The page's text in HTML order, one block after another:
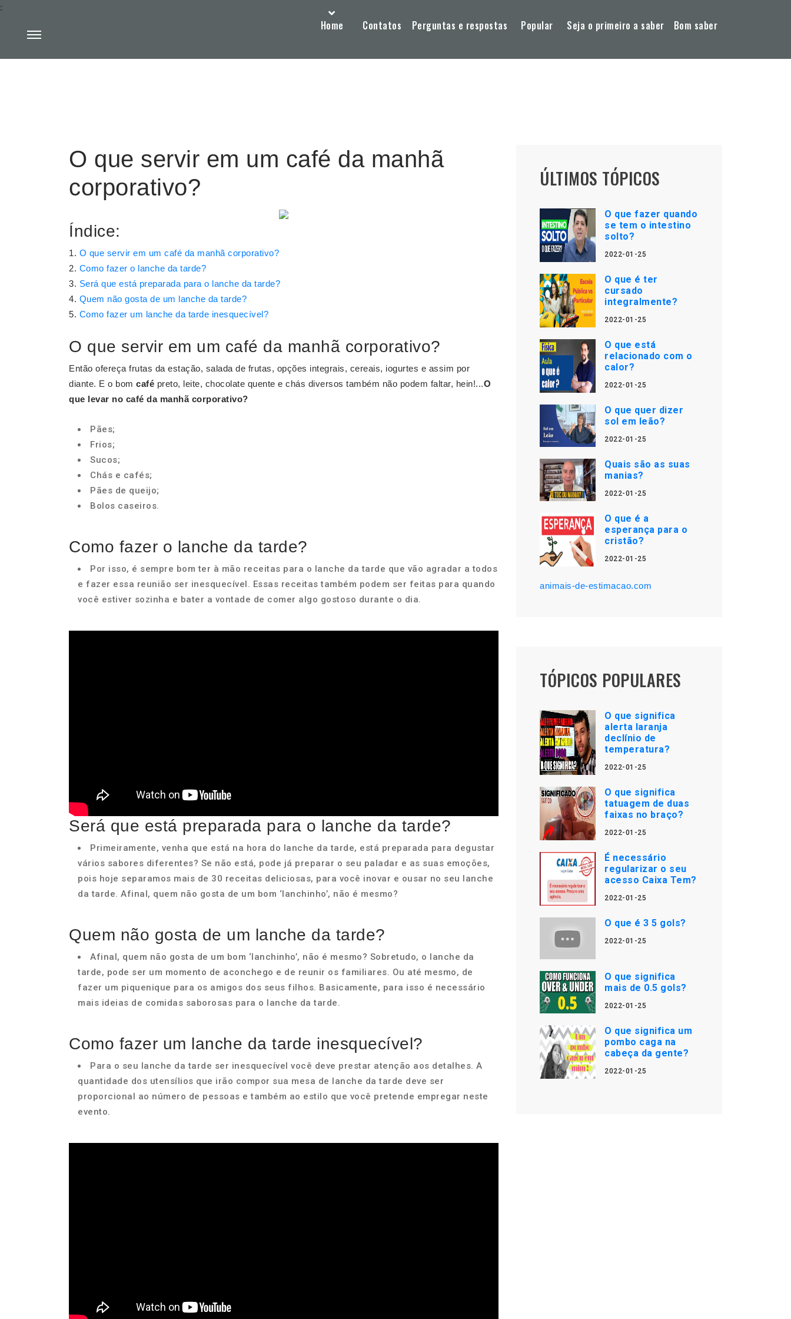
Home Contatos Perguntas e respostas Popular Seja o primeiro a saber Bom saber
:
O que servir em um café da manhã
corporativo?
Índice:
O que servir em um café da manhã corporativo?
Como fazer o lanche da tarde?
Será que está preparada para o lanche da tarde?
Quem não gosta de um lanche da tarde?
Como fazer um lanche da tarde inesquecível?
O que servir em um café da manhã corporativo?
Então ofereça frutas da estação, salada de frutas, opções integrais, cereais, iogurtes e assim por
diante. E o bom café preto, leite, chocolate quente e chás diversos também não podem faltar, hein!...O
que levar no café da manhã corporativo?
Pães;
Frios;
Sucos;
Chás e cafés;
Pães de queijo;
Bolos caseiros.
Como fazer o lanche da tarde?
Por isso, é sempre bom ter à mão receitas para o lanche da tarde que vão agradar a todos
e fazer essa reunião ser inesquecível. Essas receitas também podem ser feitas para quando
você estiver sozinha e bater a vontade de comer algo gostoso durante o dia.
Será que está preparada para o lanche da tarde?
Primeiramente, venha que está na hora do lanche da tarde, está preparada para degustar
vários sabores diferentes? Se não está, pode já preparar o seu paladar e as suas emoções,
pois hoje separamos mais de 30 receitas deliciosas, para você inovar e ousar no seu lanche
da tarde. Afinal, quem não gosta de um bom ‘lanchinho’, não é mesmo?
Quem não gosta de um lanche da tarde?
Afinal, quem não gosta de um bom ‘lanchinho’, não é mesmo? Sobretudo, o lanche da
tarde, pode ser um momento de aconchego e de reunir os familiares. Ou até mesmo, de
fazer um piquenique para os amigos dos seus filhos. Basicamente, para isso é necessário
mais ideias de comidas saborosas para o lanche da tarde.
Como fazer um lanche da tarde inesquecível?
Para o seu lanche da tarde ser inesquecível você deve prestar atenção aos detalhes. A
quantidade dos utensílios que irão compor sua mesa de lanche da tarde deve ser
proporcional ao número de pessoas e também ao estilo que você pretende empregar neste
evento.
ÚLTIMOS TÓPICOS
O que fazer quando
se tem o intestino
solto?
2022-01-25
O que é ter
cursado
integralmente?
2022-01-25
O que está
relacionado com o
calor?
2022-01-25
O que quer dizer
sol em leão?
2022-01-25
Quais são as suas
manias?
2022-01-25
O que é a
esperança para o
cristão?
2022-01-25
animais-de-estimacao.com
TÓPICOS POPULARES
O que significa
alerta laranja
declínio de
temperatura?
2022-01-25
O que significa
tatuagem de duas
faixas no braço?
2022-01-25
É necessário
regularizar o seu
acesso Caixa Tem?
2022-01-25
O que é 3 5 gols?
2022-01-25
O que significa
mais de 0.5 gols?
2022-01-25
O que significa um
pombo caga na
cabeça da gente?
2022-01-25